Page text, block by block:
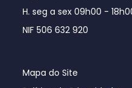
H. seg a sex 09h00 -
NIF 506 632 920
Mapa do Site